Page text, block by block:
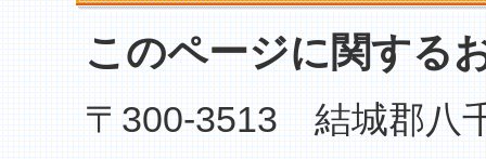
このページに関する
〒300-3513 結城郡八